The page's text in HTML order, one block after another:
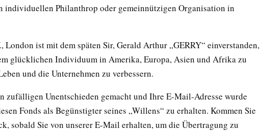
individuellen Philanthrop oder gemeinnützigen Organisation in
London ist mit dem späten Sir, Gerald Arthur „GERRY“ einverstanden,
glücklichen Individuum in Amerika, Europa, Asien und Afrika zu
und die Unternehmen zu verbessern.
zufälligen Unentschieden gemacht und Ihre E-Mail-Adresse wurde
Fonds als Begünstigter seines „Willens“ zu erhalten. Kommen Sie
sobald Sie von unserer E-Mail erhalten, um die Übertragung zu